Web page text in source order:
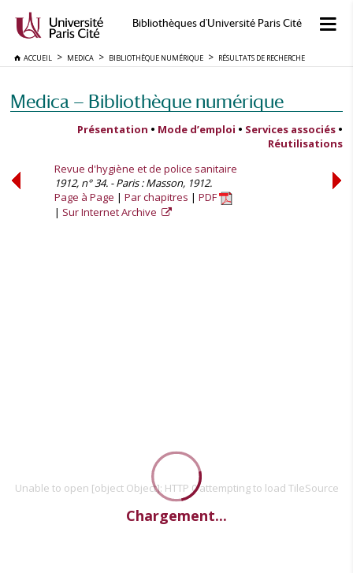
Bibliothèques d'Université Paris Cité
ACCUEIL MEDICA BIBLIOTHÈQUE NUMÉRIQUE RÉSULTATS DE RECHERCHE
Medica — Bibliothèque numérique
Présentation • Mode d’emploi • Services associés •
Réutilisations
Revue d'hygiène et de police sanitaire
1912, n° 34. - Paris : Masson, 1912.
Page à Page
Par chapitres
PDF
Sur Internet Archive
Unable to open [object Object]: HTTP 0 attempting to load TileSource
Chargement...